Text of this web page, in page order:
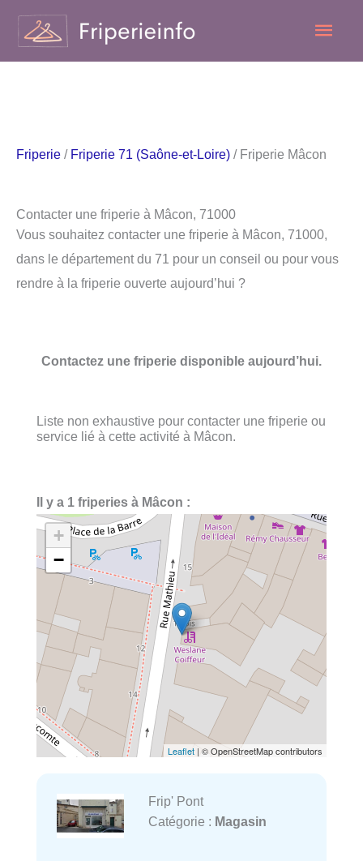
contenu
Friperie / Friperie 71 (Saône-et-Loire) / Friperie Mâcon
Contacter une friperie à Mâcon, 71000
Vous souhaitez contacter une friperie à Mâcon, 71000,
dans le département du 71 pour un conseil ou pour vous
rendre à la friperie ouverte aujourd’hui ?
Contactez une friperie disponible aujourd’hui.
Liste non exhaustive pour contacter une friperie ou
service lié à cette activité à Mâcon.
Il y a 1 friperies à Mâcon :
+
−
Leaflet | © OpenStreetMap contributors
Frip' Pont
Catégorie : Magasin